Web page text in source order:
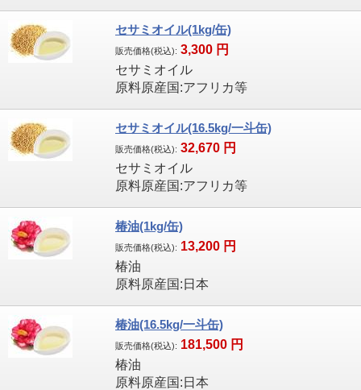
セサミオイル(1kg/缶)
販売価格(税込): 3,300 円
セサミオイル
原料原産国:アフリカ等
セサミオイル(16.5kg/一斗缶)
販売価格(税込): 32,670 円
セサミオイル
原料原産国:アフリカ等
椿油(1kg/缶)
販売価格(税込): 13,200 円
椿油
原料原産国:日本
椿油(16.5kg/一斗缶)
販売価格(税込): 181,500 円
椿油
原料原産国:日本